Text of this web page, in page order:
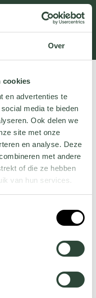
Over
cookies
en advertenties te
media te bieden
Ook delen we
site met onze
en analyse. Deze
met andere
of die ze hebben
van hun services.
bellen +31 413 274
.